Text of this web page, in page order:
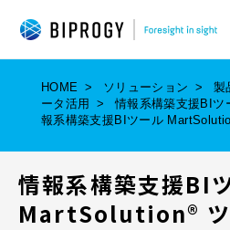
HOME ソリューション 製
ータ活用
情報系構築支援BI
報系構築支援BIツール
情報系構築支援BI
MartSolution® ツ